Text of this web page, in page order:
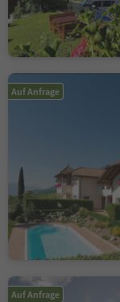
Auf Anfrage
Auf Anfrage